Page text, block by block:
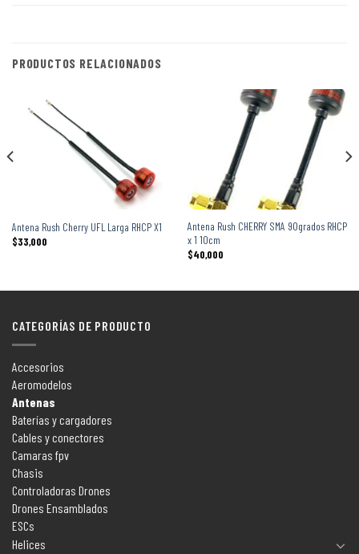
PRODUCTOS RELACIONADOS
Antena Rush Cherry UFL Larga RHCP X1
$33,000
Antena Rush CHERRY SMA 90grados RHCP
x 1 10cm
$40,000
CATEGORÍAS DE PRODUCTO
Accesorios
Aeromodelos
Antenas
Baterías y cargadores
Cables y conectores
Camaras fpv
Chasis
Controladoras Drones
Drones Ensamblados
ESCs
Helices